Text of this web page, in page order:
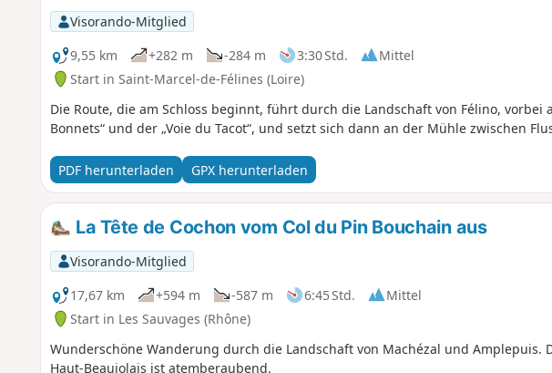
Visorando-Mitglied
9,55 km
+282 m -284 m 3:30 Std.
Mittel
Start in Saint-Marcel-de-Félines (Loire)
Die Route, die am Schloss beginnt, führt durch die Landschaft von Félino, vorbei
Bonnets“ und der „Voie du Tacot“, und setzt sich dann an der Mühle zwischen
PDF herunterladen GPX herunterladen
La Tête de Cochon vom Col du Pin Bouchain aus
Visorando-Mitglied
17,67 km
+594 m -587 m 6:45 Std.
Mittel
Start in Les Sauvages (Rhône)
Wunderschöne Wanderung durch die Landschaft von Machézal und Amplepuis.
Haut-Beaujolais ist atemberaubend.